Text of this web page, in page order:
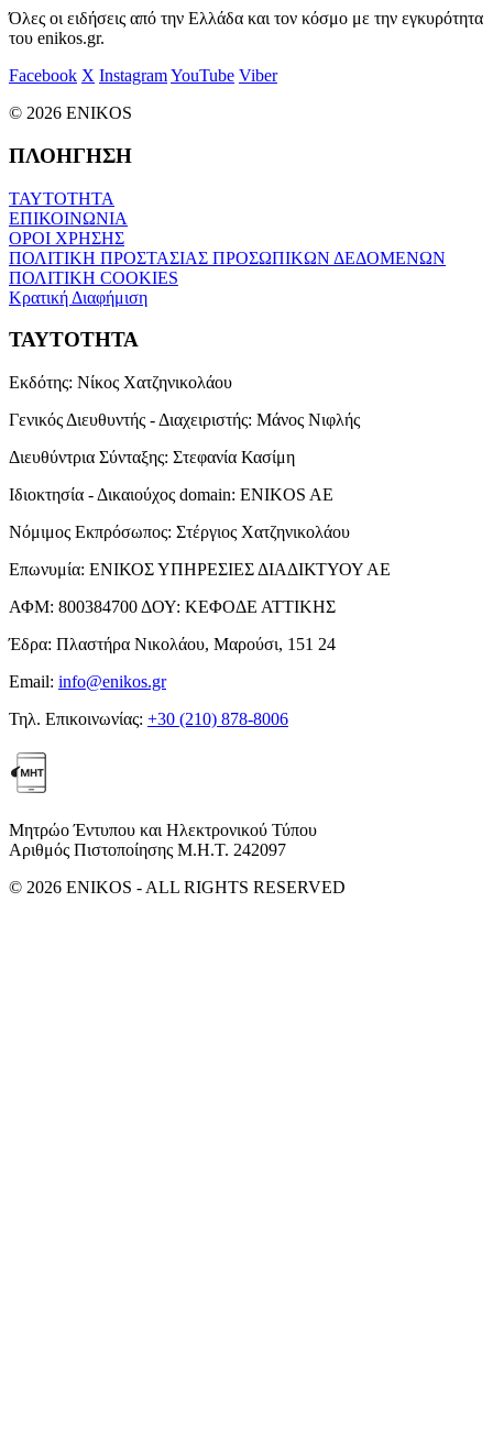
Όλες οι ειδήσεις από την Ελλάδα και τον κόσμο με την εγκυρότητα
του enikos.gr.
Facebook X InstagramYouTube Viber
© 2026 ENIKOS
ΠΛΟΗΓΗΣΗ
ΤΑΥΤΟΤΗΤΑ
ΕΠΙΚΟΙΝΩΝΙΑ
ΟΡΟΙ ΧΡΗΣΗΣ
ΠΟΛΙΤΙΚΗ ΠΡΟΣΤΑΣΙΑΣ ΠΡΟΣΩΠΙΚΩΝ ΔΕΔΟΜΕΝΩΝ
ΠΟΛΙΤΙΚΗ COOKIES
Κρατική Διαφήμιση
ΤΑΥΤΟΤΗΤΑ
Εκδότης: Νίκος Χατζηνικολάου
Γενικός Διευθυντής - Διαχειριστής: Μάνος Νιφλής
Διευθύντρια Σύνταξης: Στεφανία Κασίμη
Ιδιοκτησία - Δικαιούχος domain: ENIKOS AE
Νόμιμος Εκπρόσωπος: Στέργιος Χατζηνικολάου
Επωνυμία: ΕΝΙΚΟΣ ΥΠΗΡΕΣΙΕΣ ΔΙΑΔΙΚΤΥΟΥ ΑΕ
ΑΦΜ: 800384700 ΔΟΥ: ΚΕΦΟΔΕ ΑΤΤΙΚΗΣ
Έδρα: Πλαστήρα Νικολάου, Μαρούσι, 151 24
Email: info@enikos.gr
Τηλ. Επικοινωνίας: +30 (210) 878-8006
Μητρώο Έντυπου και Ηλεκτρονικού Τύπου
Αριθμός Πιστοποίησης Μ.Η.Τ. 242097
© 2026 ENIKOS - ALL RIGHTS RESERVED